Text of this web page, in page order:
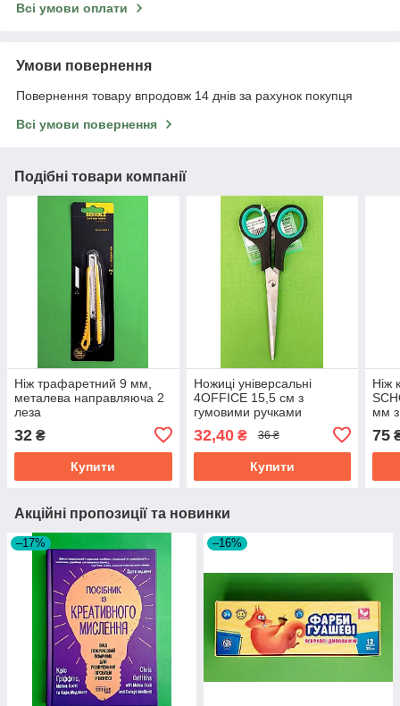
Всі умови оплати
Умови повернення
Повернення товару впродовж 14 днів за рахунок покупця
Всі умови повернення
Подібні товари компанії
Ніж трафаретний 9 мм,
металева направляюча 2
леза
32 ₴
Купити
Ножиці універсальні
4OFFICE 15,5 см з
гумовими ручками
32,40₴ 36 ₴
Купити
Ніж
мм з
75
Акційні пропозиції та новинки
–17% –16%